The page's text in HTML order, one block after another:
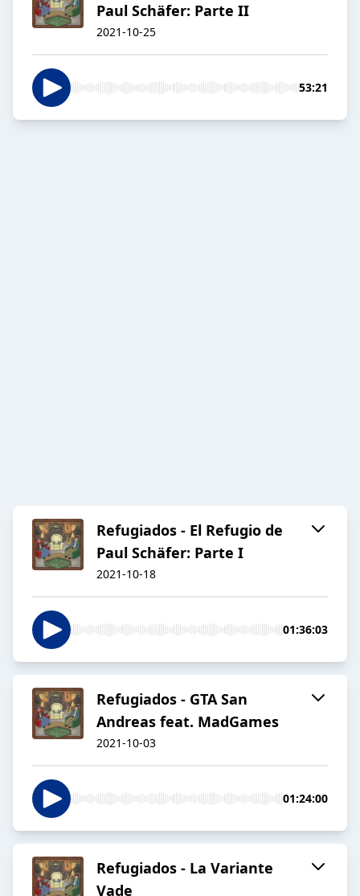
Paul Schäfer: Parte II
2021-10-25
53:21
Refugiados - El Refugio de
Paul Schäfer: Parte I
2021-10-18
01:36:03
Refugiados - GTA San
Andreas feat. MadGames
2021-10-03
01:24:00
Refugiados - La Variante
Vade